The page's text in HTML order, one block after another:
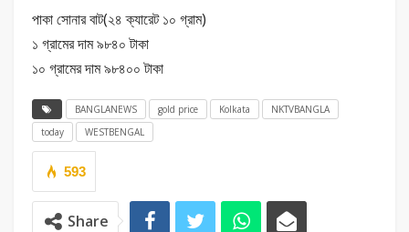
পাকা সোনার বাট(২৪ ক্যারেট ১০ গ্রাম)
১ গ্রামের দাম ৯৮৪০ টাকা
১০ গ্রামের দাম ৯৮৪০০ টাকা
BANGLANEWS gold price Kolkata
NKTVBANGLA
today
WESTBENGAL
593
Share